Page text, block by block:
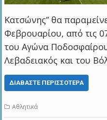
Κατσώνης” θα
Φεβρουαρίου, από τις
του Αγώνα
Λεβαδειακός και του
ΔΙΑΒΆΣΤΕ ΠΕΡΙΣΣΌΤΕΡΑ
Αθλητικά